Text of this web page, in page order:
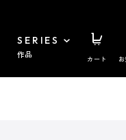
SERIES
作品 カート